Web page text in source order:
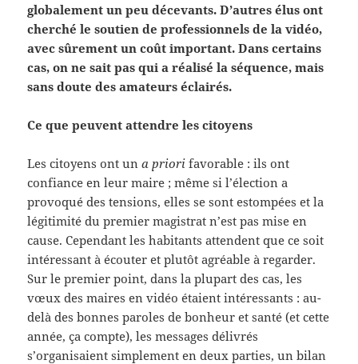
globalement un peu décevants. D’autres élus ont
cherché le soutien de professionnels de la vidéo,
avec sûrement un coût important. Dans certains
cas, on ne sait pas qui a réalisé la séquence, mais
sans doute des amateurs éclairés.
Ce que peuvent attendre les citoyens
Les citoyens ont una priori favorable : ils ont
confiance en leur maire ; même si l’élection a
provoqué des tensions, elles se sont estompées et la
légitimité du premier magistrat n’est pas mise en
cause. Cependant les habitants attendent que ce soit
intéressant à écouter et plutôt agréable à regarder.
Sur le premier point, dans la plupart des cas, les
vœux des maires en vidéo étaient intéressants : au-
delà des bonnes paroles de bonheur et santé (et cette
année, ça compte), les messages délivrés
s’organisaient simplement en deux parties, un bilan